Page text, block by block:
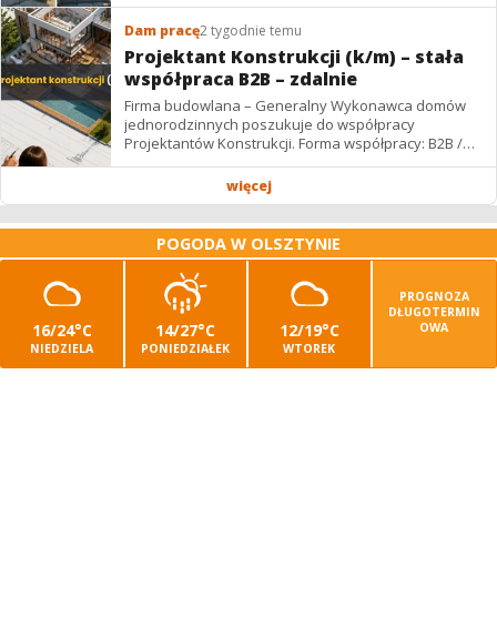
Dam pracę2 tygodnie temu
Projektant Konstrukcji (k/m) – stała
współpraca B2B – zdalnie
Firma budowlana – Generalny Wykonawca domów
jednorodzinnych poszukuje do współpracy
Projektantów Konstrukcji. Forma współpracy: B2B /
więcej
POGODA W OLSZTYNIE
16/24°C
NIEDZIELA
14/27°C
PONIEDZIAŁEK
12/19°C
WTOREK
PROGNOZA
DŁUGOTERMIN
OWA